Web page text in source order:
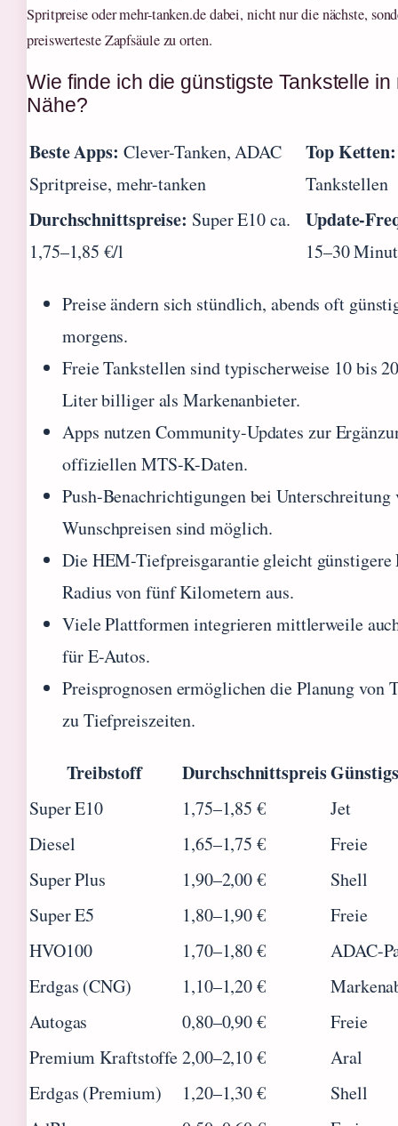
Spritpreise oder mehr-tanken.de dabei, nicht nur die nächste,
preiswerteste Zapfsäule zu orten.
Wie finde ich die günstigste Tankstelle in
Nähe?
Beste Apps: Clever-Tanken, ADAC
Spritpreise, mehr-tanken
Top Ketten:
Tankstellen
Durchschnittspreise: Super E10 ca.
1,75–1,85 €/l
Update-
15–30
Preise ändern sich stündlich, abends oft
morgens.
Freie Tankstellen sind typischerweise 10 bis
Liter billiger als Markenanbieter.
Apps nutzen Community-Updates zur
offiziellen MTS-K-Daten.
Push-Benachrichtigungen bei Unterschreitung
Wunschpreisen sind möglich.
Die HEM-Tiefpreisgarantie gleicht günstigere
Radius von fünf Kilometern aus.
Viele Plattformen integrieren mittlerweile
für E-Autos.
Preisprognosen ermöglichen die Planung von
zu Tiefpreiszeiten.
Treibstoff Durchschnittspreis
Super E10 1,75–1,85 €
Jet
Diesel
1,65–1,75 €
Freie
Super Plus
1,90–2,00 €
Shell
Super E5
1,80–1,90 €
Freie
HVO100
1,70–1,80 €
ADAC-
Erdgas (CNG)
1,10–1,20 €
Autogas
0,80–0,90 €
Freie
Premium Kraftstoffe2,00–2,10 €
Aral
Erdgas (Premium)
1,20–1,30 €
Shell